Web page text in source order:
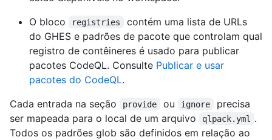
O bloco
registries
contém uma lista de URLs
do GHES e padrões de pacote que controlam qual
registro de contêineres é usado para publicar
pacotes CodeQL. Consulte Publicar e usar
pacotes do CodeQL.
Cada entrada na seção
provide ou ignore
precisa
ser mapeada para o local de um arquivo
qlpack.yml
.
Todos os padrões glob são definidos em relação ao